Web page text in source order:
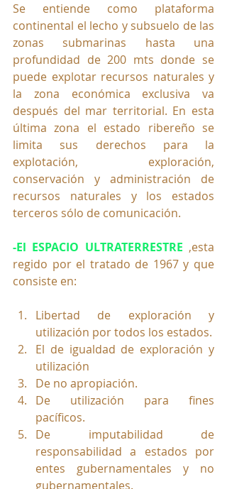
Se entiende como plataforma
continental el lecho y subsuelo de las
zonas submarinas hasta una
profundidad de 200 mts donde se
puede explotar recursos naturales y
la zona económica exclusiva va
después del mar territorial. En esta
última zona el estado ribereño se
limita sus derechos para la
explotación, exploración,
conservación y administración de
recursos naturales y los estados
terceros sólo de comunicación.
-El ESPACIO ULTRATERRESTRE ,esta
regido por el tratado de 1967 y que
consiste en:
Libertad de exploración y
utilización por todos los estados.
El de igualdad de exploración y
utilización
De no apropiación.
De utilización para fines
pacíficos.
De imputabilidad de
responsabilidad a estados por
entes gubernamentales y no
gubernamentales.